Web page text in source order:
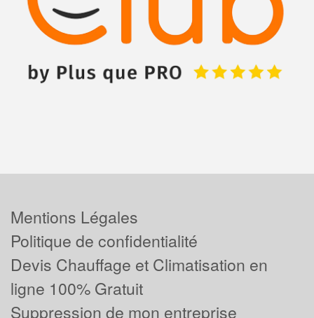
Mentions Légales
Politique de confidentialité
Devis Chauffage et Climatisation en
ligne 100% Gratuit
Suppression de mon entreprise